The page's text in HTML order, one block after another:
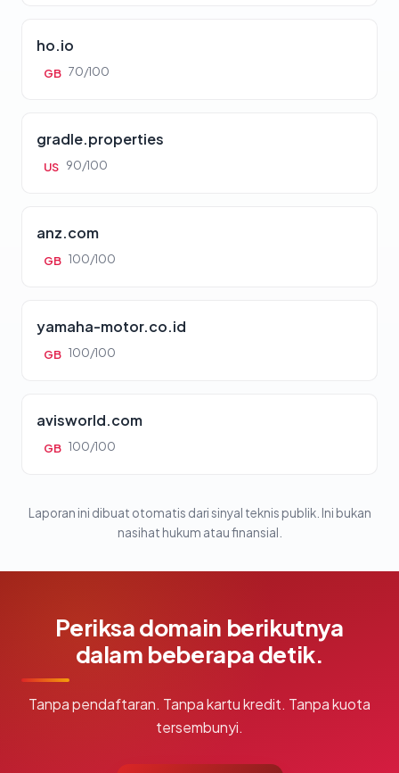
ho.io
GB 70/100
gradle.properties
US 90/100
anz.com
GB 100/100
yamaha-motor.co.id
GB 100/100
avisworld.com
GB 100/100
Laporan ini dibuat otomatis dari sinyal teknis publik. Ini bukan
nasihat hukum atau finansial.
Periksa domain berikutnya
dalam beberapa detik.
Tanpa pendaftaran. Tanpa kartu kredit. Tanpa kuota
tersembunyi.